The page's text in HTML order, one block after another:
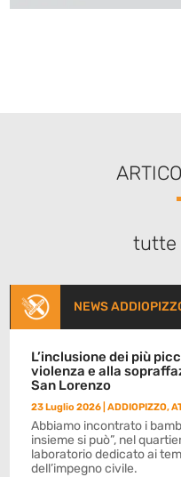
tutte
NEWS
L’inclusione dei più
violenza e alla
San Lorenzo
23 Luglio 2026 |ADDIOPIZZO,
Abbiamo incontrato i
insieme si può”, nel
laboratorio dedicato ai
dell’impegno civile.